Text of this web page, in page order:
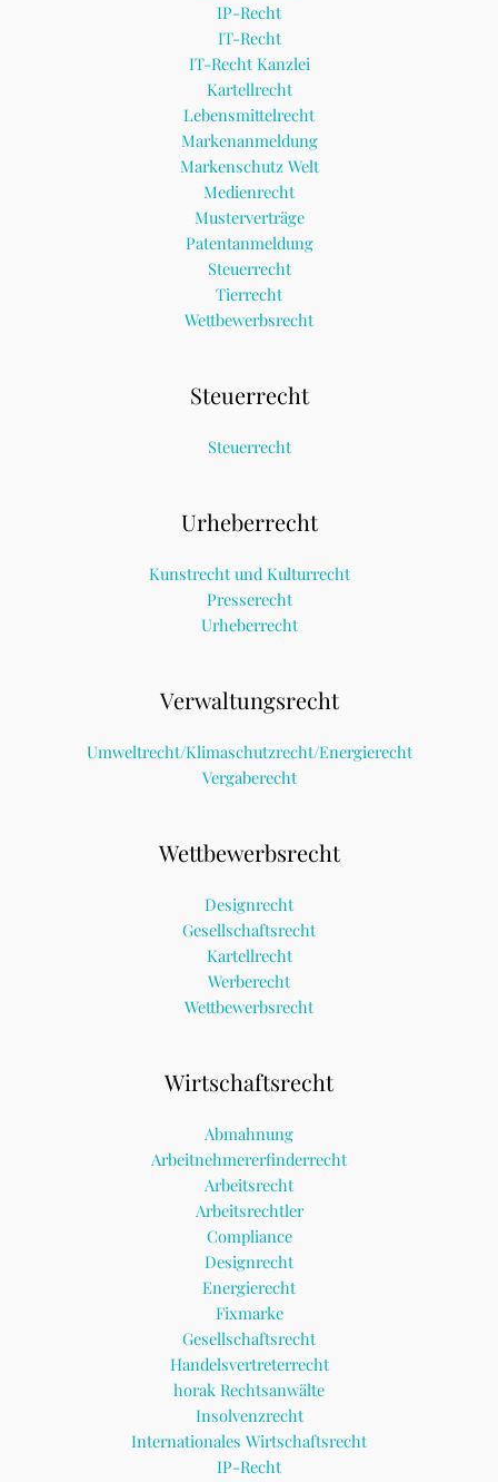
IP-Recht
IT-Recht
IT-Recht Kanzlei
Kartellrecht
Lebensmittelrecht
Markenanmeldung
Markenschutz Welt
Medienrecht
Musterverträge
Patentanmeldung
Steuerrecht
Tierrecht
Wettbewerbsrecht
Steuerrecht
Steuerrecht
Urheberrecht
Kunstrecht und Kulturrecht
Presserecht
Urheberrecht
Verwaltungsrecht
Umweltrecht/Klimaschutzrecht/Energierecht
Vergaberecht
Wettbewerbsrecht
Designrecht
Gesellschaftsrecht
Kartellrecht
Werberecht
Wettbewerbsrecht
Wirtschaftsrecht
Abmahnung
Arbeitnehmererfinderrecht
Arbeitsrecht
Arbeitsrechtler
Compliance
Designrecht
Energierecht
Fixmarke
Gesellschaftsrecht
Handelsvertreterrecht
horak Rechtsanwälte
Insolvenzrecht
Internationales Wirtschaftsrecht
IP-Recht